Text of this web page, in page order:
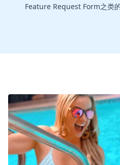
Feature Request Form之类